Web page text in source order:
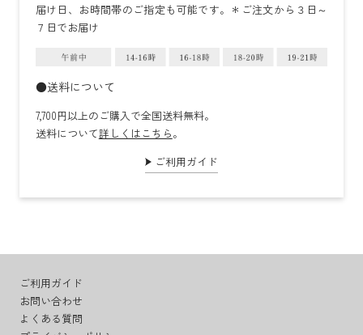
届け日、お時間帯のご指定も可能です。＊ご注文から３日～
７日でお届け
●送料について
7,700円以上のご購入で全国送料無料。
送料について詳しくはこちら。
ご利用ガイド
ご利用ガイド
お問い合わせ
よくある質問